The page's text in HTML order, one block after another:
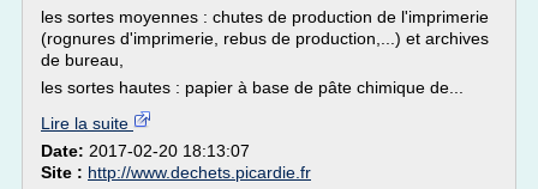
les sortes moyennes : chutes de production de l'imprimerie
(rognures d'imprimerie, rebus de production,...) et archives
de bureau,
les sortes hautes : papier à base de pâte chimique de...
Lire la suite
Date: 2017-02-20 18:13:07
Site : http://www.dechets.picardie.fr